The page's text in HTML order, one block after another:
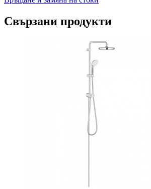
Свързани продукти